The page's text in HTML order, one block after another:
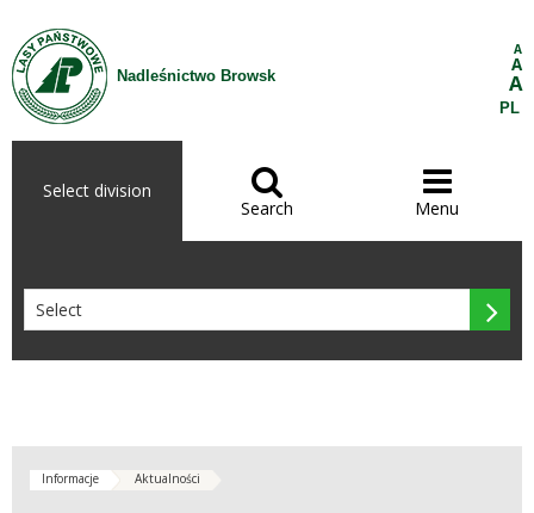
Skip to Content
Nadleśnictwo Browsk
A
A
A
PL
Select division 
Search

Menu

Informacje Aktualności